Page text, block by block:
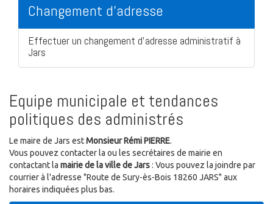
Changement d'adresse
Effectuer un changement d'adresse administratif à
Jars
Equipe municipale et tendances
politiques des administrés
Le maire de Jars estMonsieur Rémi PIERRE.
Vous pouvez contacter la ou les secrétaires de mairie en
contactant la mairie de la ville de Jars: Vous pouvez la joindre par
courrier à l'adresse "Route de Sury-ès-Bois 18260 JARS" aux
horaires indiquées plus bas.